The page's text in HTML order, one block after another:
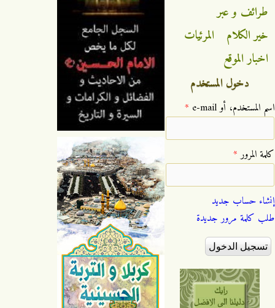
طرائف و عبر
خير الكلام
المرئيات
اخبار الموقع
دخول المستخدم
‏اسم المستخدم، أو e-mail ‏ *
‏كلمة المرور ‏*
إنشاء حساب جديد
طلب كلمة مرور جديدة